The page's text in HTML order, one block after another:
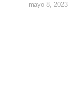
mayo 8, 2023